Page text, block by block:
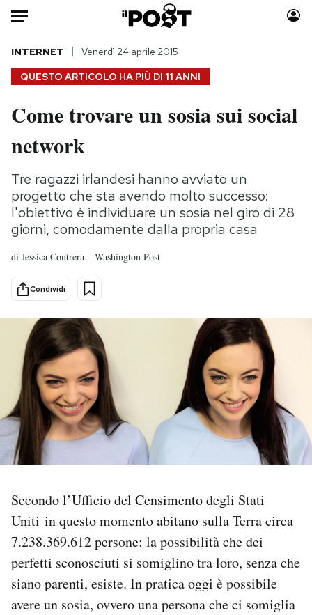
Auto
HOME
Italia
Politica
Tecnologia
Internet
Scienza
Cultura
Economia
Sport
Moda
Storie/Idee
Ok Boomer!
Media
Europa
PODCAST
NEWSLETTER
I MIEI PREFERITI
CALENDARIO
AREA PERSONALE
Area Personale
QUESTO ARTICOLO HA PIÙ DI 11 ANNI
INTERNET Venerdì 24 aprile 2015
Come trovare un sosia sui social
network
Tre ragazzi irlandesi hanno avviato un
progetto che sta avendo molto successo:
l'obiettivo è individuare un sosia nel giro di 28
giorni, comodamente dalla propria casa
di Jessica Contrera – Washington Post
Condividi
Secondo l’Ufficio del Censimento degli Stati
Uniti in questo momento abitano sulla Terra circa
7.238.369.612 persone: la possibilità che dei
perfetti sconosciuti si somiglino tra loro, senza che
siano parenti, esiste. In pratica oggi è possibile
avere un sosia, ovvero una persona che ci somiglia